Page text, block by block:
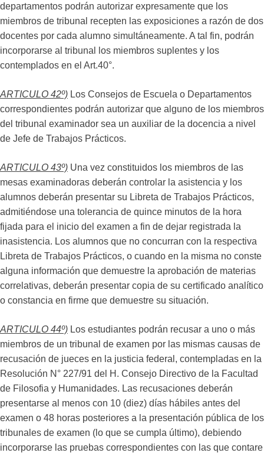
departamentos podrán autorizar expresamente que los
miembros de tribunal recepten las exposiciones a razón de dos
docentes por cada alumno simultáneamente. A tal fin, podrán
incorporarse al tribunal los miembros suplentes y los
contemplados en el Art.40°.
ARTICULO 42º) Los Consejos de Escuela o Departamentos
correspondientes podrán autorizar que alguno de los miembros
del tribunal examinador sea un auxiliar de la docencia a nivel
de Jefe de Trabajos Prácticos.
ARTICULO 43º) Una vez constituidos los miembros de las
mesas examinadoras deberán controlar la asistencia y los
alumnos deberán presentar su Libreta de Trabajos Prácticos,
admitiéndose una tolerancia de quince minutos de la hora
fijada para el inicio del examen a fin de dejar registrada la
inasistencia. Los alumnos que no concurran con la respectiva
Libreta de Trabajos Prácticos, o cuando en la misma no conste
alguna información que demuestre la aprobación de materias
correlativas, deberán presentar copia de su certificado analítico
o constancia en firme que demuestre su situación.
ARTICULO 44º) Los estudiantes podrán recusar a uno o más
miembros de un tribunal de examen por las mismas causas de
recusación de jueces en la justicia federal, contempladas en la
Resolución N° 227/91 del H. Consejo Directivo de la Facultad
de Filosofia y Humanidades. Las recusaciones deberán
presentarse al menos con 10 (diez) días hábiles antes del
examen o 48 horas posteriores a la presentación pública de los
tribunales de examen (lo que se cumpla último), debiendo
incorporarse las pruebas correspondientes con las que contare